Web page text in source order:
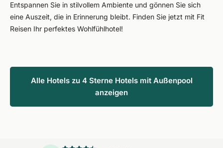
Entspannen Sie in stilvollem Ambiente und gönnen Sie sich
eine Auszeit, die in Erinnerung bleibt. Finden Sie jetzt mit Fit
Reisen Ihr perfektes Wohlfühlhotel!
Alle Hotels zu 4 Sterne Hotels mit Außenpool
anzeigen